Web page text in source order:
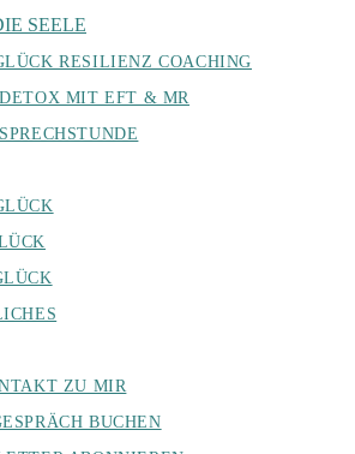
SEELE
RESILIENZ COACHING
MIT EFT & MR
ZU MIR
BUCHEN